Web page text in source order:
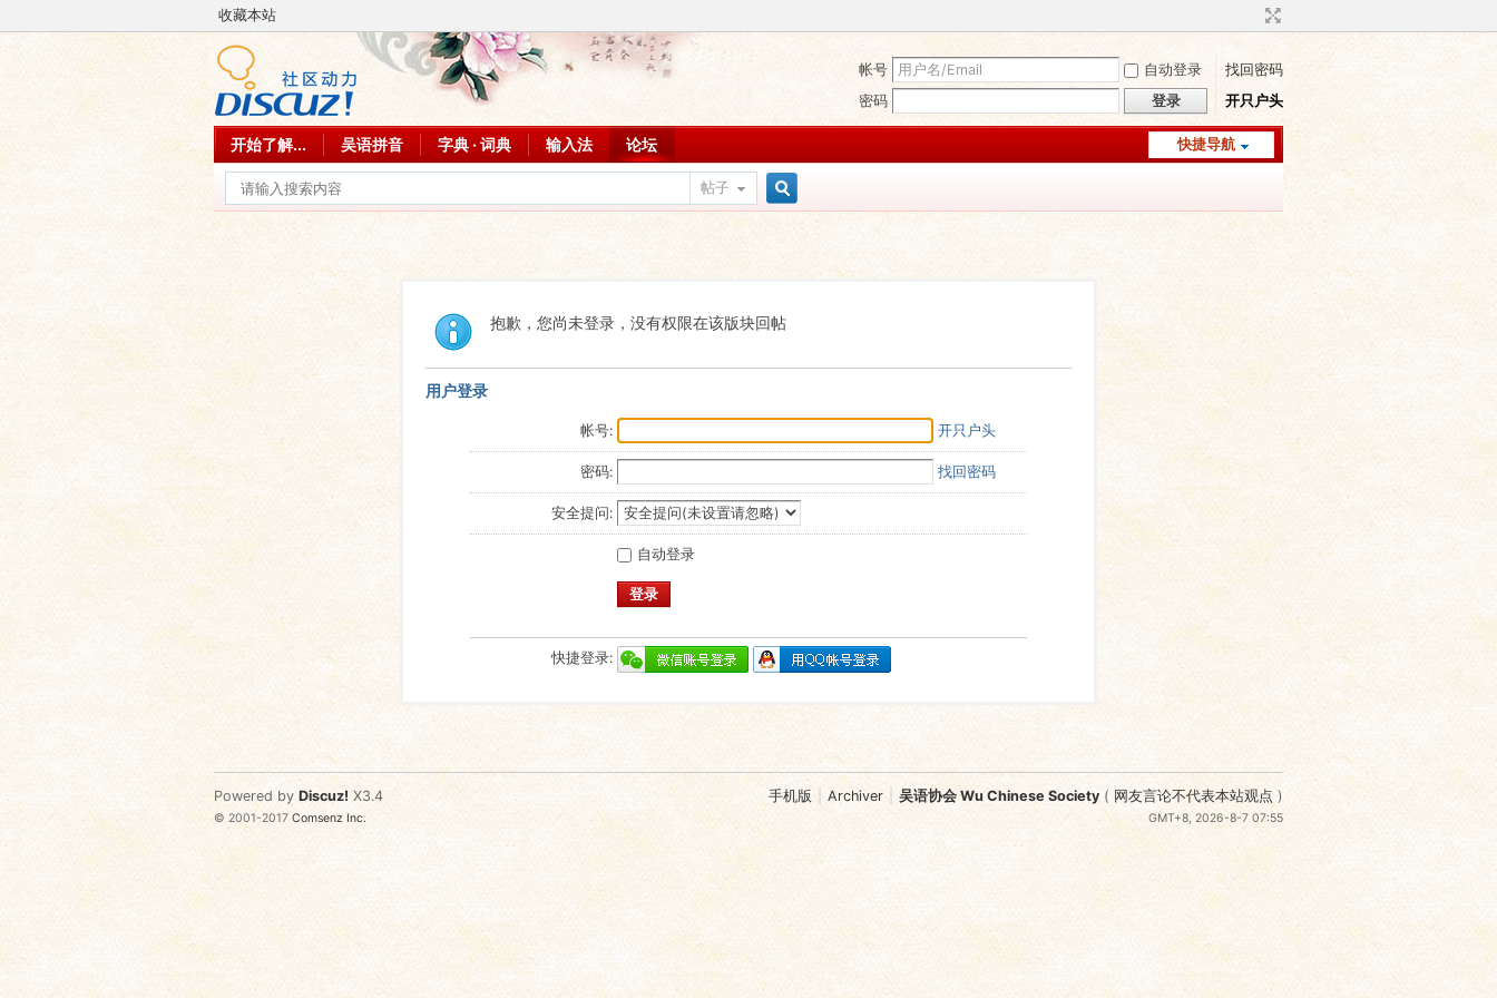
收藏本站
帐号 自动登录
找回密码
密码
登录 开只户头
快捷导航
开始了解... 吴语拼音 字典 · 词典 输入法 论坛
帖子
索
抱歉，您尚未登录，没有权限在该版块回帖
用户登录
帐号: 开只户头
密码: 找回密码
安全提问:
自动登录
登录
快捷登录:
手机版 Archiver 吴语协会 Wu Chinese Society ( 网友言论不代表本站观点 )
GMT+8, 2026-8-7 07:55
Powered by Discuz! X3.4
© 2001-2017Comsenz Inc.